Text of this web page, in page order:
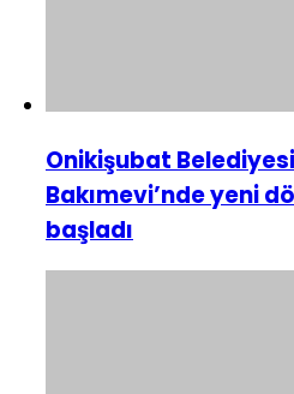
Onikişubat
Bakımevi’nde yeni
başladı